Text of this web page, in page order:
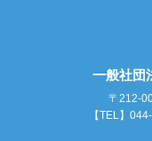
一般社団
〒212-
【TEL】